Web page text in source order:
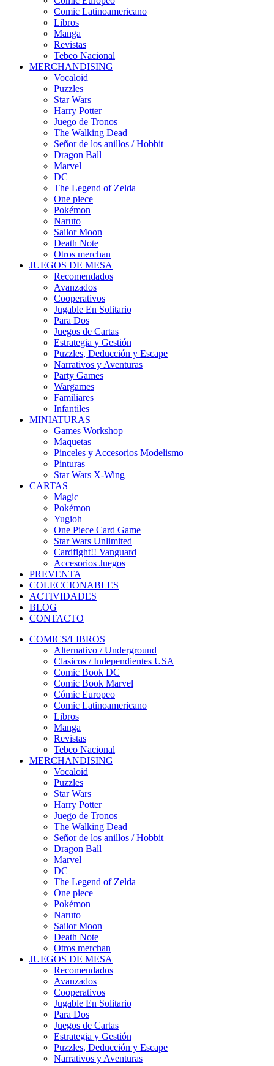
Comic Latinoamericano
Libros
Manga
Revistas
Tebeo Nacional
MERCHANDISING
Vocaloid
Puzzles
Star Wars
Harry Potter
Juego de Tronos
The Walking Dead
Señor de los anillos / Hobbit
Dragon Ball
Marvel
DC
The Legend of Zelda
One piece
Pokémon
Naruto
Sailor Moon
Death Note
Otros merchan
JUEGOS DE MESA
Recomendados
Avanzados
Cooperativos
Jugable En Solitario
Para Dos
Juegos de Cartas
Estrategia y Gestión
Puzzles, Deducción y Escape
Narrativos y Aventuras
Party Games
Wargames
Familiares
Infantiles
MINIATURAS
Games Workshop
Maquetas
Pinceles y Accesorios Modelismo
Pinturas
Star Wars X-Wing
CARTAS
Magic
Pokémon
Yugioh
One Piece Card Game
Star Wars Unlimited
Cardfight!! Vanguard
Accesorios Juegos
PREVENTA
COLECCIONABLES
ACTIVIDADES
BLOG
CONTACTO
COMICS/LIBROS
Alternativo / Underground
Clasicos / Independientes USA
Comic Book DC
Comic Book Marvel
Cómic Europeo
Comic Latinoamericano
Libros
Manga
Revistas
Tebeo Nacional
MERCHANDISING
Vocaloid
Puzzles
Star Wars
Harry Potter
Juego de Tronos
The Walking Dead
Señor de los anillos / Hobbit
Dragon Ball
Marvel
DC
The Legend of Zelda
One piece
Pokémon
Naruto
Sailor Moon
Death Note
Otros merchan
JUEGOS DE MESA
Recomendados
Avanzados
Cooperativos
Jugable En Solitario
Para Dos
Juegos de Cartas
Estrategia y Gestión
Puzzles, Deducción y Escape
Narrativos y Aventuras